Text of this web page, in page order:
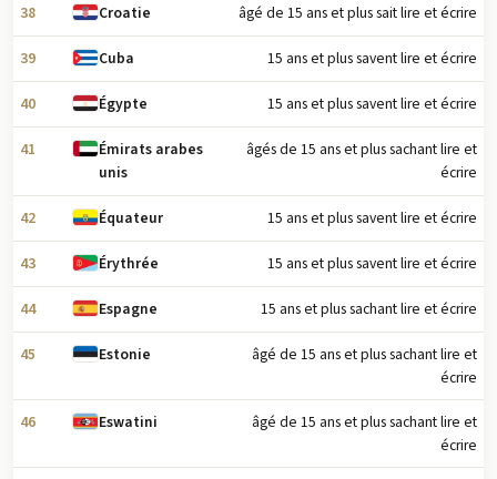
38 Croatie âgé de 15 ans et plus sait lire et écrire
39 Cuba 15 ans et plus savent lire et écrire
40 Égypte 15 ans et plus savent lire et écrire
41
Émirats arabes
unis
âgés de 15 ans et plus sachant lire et
écrire
42 Équateur 15 ans et plus savent lire et écrire
43 Érythrée 15 ans et plus savent lire et écrire
44 Espagne 15 ans et plus sachant lire et écrire
45 Estonie
âgé de 15 ans et plus sachant lire et
écrire
46 Eswatini
âgé de 15 ans et plus sachant lire et
écrire